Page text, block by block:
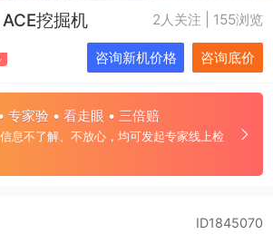
挖掘机 2人关注 | 155浏览
咨询新机价格 咨询底价
专家验 • 看走眼 • 三倍赔
息不了解、不放心，均可发起专家线上检
ID1845070